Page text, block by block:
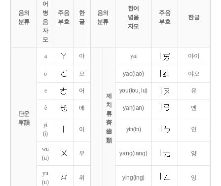
음의
분류
어
병
음
자
모
주음
부호
한
글
음의
분류
한어
병음
자모
주음
부호
한글
단운
單韻
a 아
제
치
류
齊
齒
類
yai 야이
o 오 yao(iao) 야오
e 어 you(iou,iu) 유
ê 에 yan(ian) 옌
yi
(i)
이 yin(in) 인
wu
(u)
우 yang(iang) 양
yu
(u)
위 ying(ing) 잉